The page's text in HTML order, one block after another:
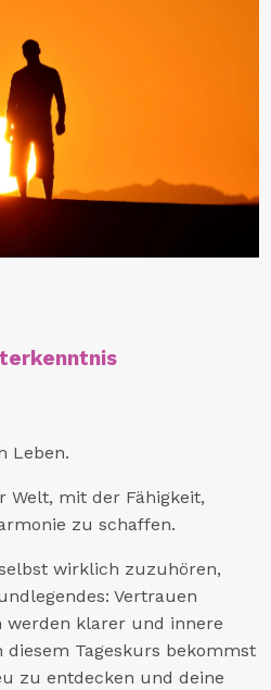
Leben.
Welt, mit der Fähigkeit,
zu schaffen.
wirklich zuzuhören,
Vertrauen
werden klarer und innere
Tageskurs bekommst
zu entdecken und deine